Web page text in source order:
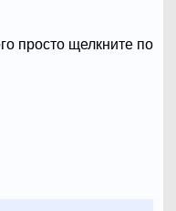
просто щелкните по